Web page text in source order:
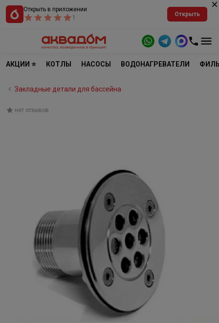
Открыть в приложении
1
Открыть
АКЦИИ ⭐ КОТЛЫ НАСОСЫ ВОДОНАГРЕВАТЕЛИ
Закладные детали для бассейна
нет отзывов